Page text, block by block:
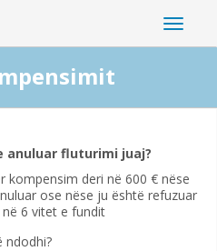
Jo
anuluar fluturimi juaj?
kompensim deri në 600 € nëse
ose nëse ju është refuzuar
6 vitet e fundit
ndodhi?